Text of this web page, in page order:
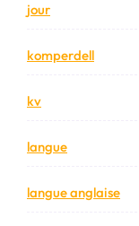
jour
komperdell
kv
langue
langue anglaise